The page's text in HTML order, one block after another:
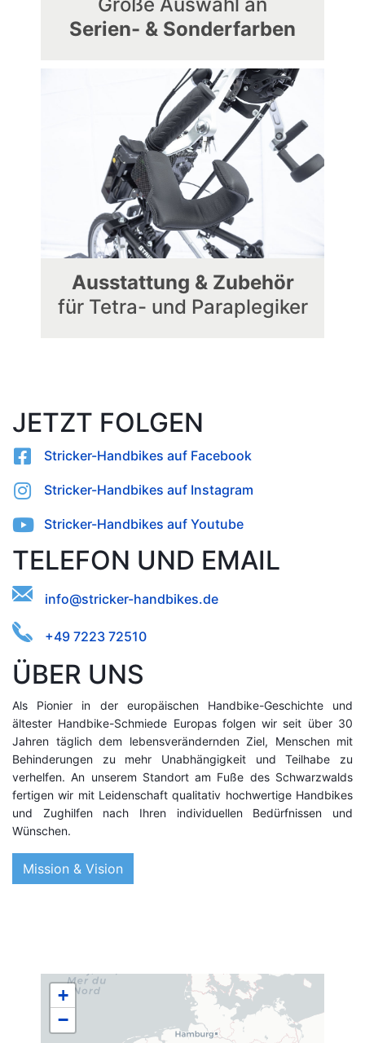
Große Auswahl an
Serien- & Sonderfarben
Ausstattung & Zubehör
für Tetra- und Paraplegiker
JETZT FOLGEN
Stricker-Handbikes auf Facebook
Stricker-Handbikes auf Instagram
Stricker-Handbikes auf Youtube
TELEFON UND EMAIL
taknr.keerideiibn-sdshfoc@
+49 7223 72510
ÜBER UNS
Als Pionier in der europäischen Handbike-Geschichte und
ältester Handbike-Schmiede Europas folgen wir seit über 30
Jahren täglich dem lebensverändernden Ziel, Menschen mit
Behinderungen zu mehr Unabhängigkeit und Teilhabe zu
verhelfen. An unserem Standort am Fuße des Schwarzwalds
fertigen wir mit Leidenschaft qualitativ hochwertige Handbikes
und Zughilfen nach Ihren individuellen Bedürfnissen und
Wünschen.
Mission & Vision
+
−